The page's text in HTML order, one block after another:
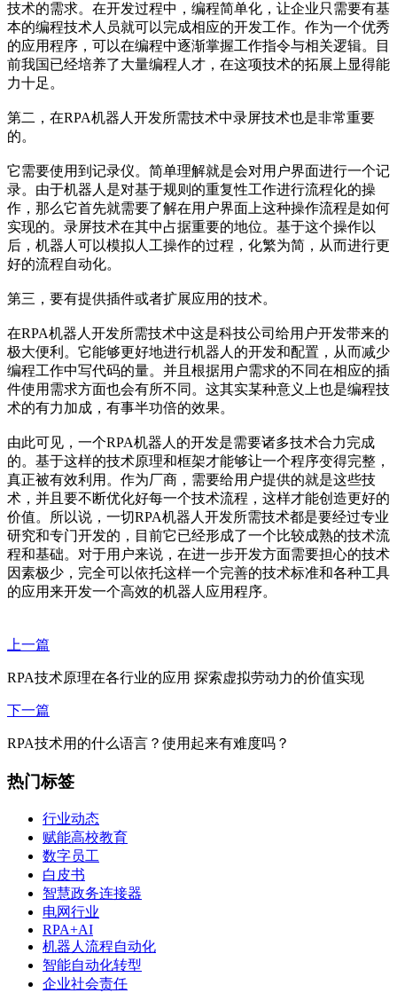
技术的需求。在开发过程中，编程简单化，让企业只需要有基
本的编程技术人员就可以完成相应的开发工作。作为一个优秀
的应用程序，可以在编程中逐渐掌握工作指令与相关逻辑。目
前我国已经培养了大量编程人才，在这项技术的拓展上显得能
力十足。
第二，在RPA机器人开发所需技术中录屏技术也是非常重要
的。
它需要使用到记录仪。简单理解就是会对用户界面进行一个记
录。由于机器人是对基于规则的重复性工作进行流程化的操
作，那么它首先就需要了解在用户界面上这种操作流程是如何
实现的。录屏技术在其中占据重要的地位。基于这个操作以
后，机器人可以模拟人工操作的过程，化繁为简，从而进行更
好的流程自动化。
第三，要有提供插件或者扩展应用的技术。
在RPA机器人开发所需技术中这是科技公司给用户开发带来的
极大便利。它能够更好地进行机器人的开发和配置，从而减少
编程工作中写代码的量。并且根据用户需求的不同在相应的插
件使用需求方面也会有所不同。这其实某种意义上也是编程技
术的有力加成，有事半功倍的效果。
由此可见，一个RPA机器人的开发是需要诸多技术合力完成
的。基于这样的技术原理和框架才能够让一个程序变得完整，
真正被有效利用。作为厂商，需要给用户提供的就是这些技
术，并且要不断优化好每一个技术流程，这样才能创造更好的
价值。所以说，一切RPA机器人开发所需技术都是要经过专业
研究和专门开发的，目前它已经形成了一个比较成熟的技术流
程和基础。对于用户来说，在进一步开发方面需要担心的技术
因素极少，完全可以依托这样一个完善的技术标准和各种工具
的应用来开发一个高效的机器人应用程序。
上一篇
RPA技术原理在各行业的应用 探索虚拟劳动力的价值实现
下一篇
RPA技术用的什么语言？使用起来有难度吗？
热门标签
行业动态
赋能高校教育
数字员工
白皮书
智慧政务连接器
电网行业
RPA+AI
机器人流程自动化
智能自动化转型
企业社会责任